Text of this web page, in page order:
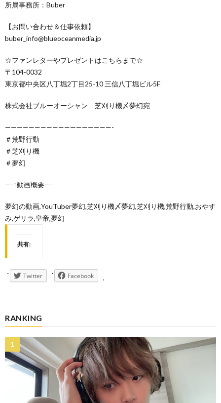
所属事務所：Buber
【お問い合わせ＆仕事依頼】
buber_info@blueoceanmedia.jp
☆ファンレターやプレゼントはこちらまで☆
〒104-0032
東京都中央区八丁堀2丁目25-10 三信八丁堀ビル5F
株式会社ブルーオーシャン 芝刈り機〆夢幻宛
——————————————————-
＃荒野行動
＃芝刈り機
＃夢幻
—-↑動画概要—-
夢幻の動画,YouTuber夢幻,芝刈り機〆夢幻,芝刈り機,荒野行動,おやす
み,ゲリラ,皇帝,夢幻
共有:
Twitter Facebook
RANKING